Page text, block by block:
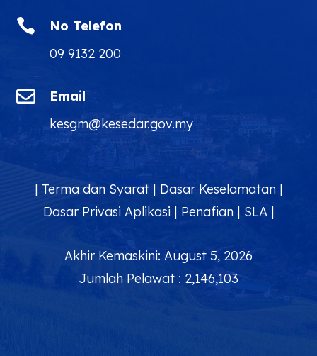

No Telefon
09 9132 200

Email
kesgm@kesedar.gov.my
| Terma dan Syarat| Dasar Keselamatan|
Dasar Privasi Aplikasi| Penafian| SLA|
Akhir Kemaskini: August 5, 2026
Jumlah Pelawat : 2,146,103